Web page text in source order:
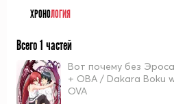
ХРОНОЛОГИЯ
Всего 1 частей
Вот почему без
+ ОВА / Dakara Boku
OVA